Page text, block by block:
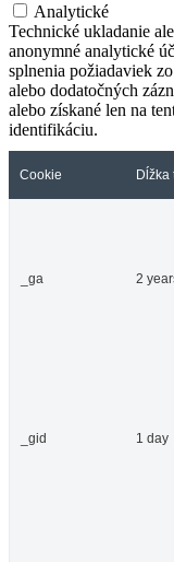
Analytické
Technické ukladanie
anonymné analytické
splnenia požiadaviek
alebo dodatočných
alebo získané len na
identifikáciu.
Cookie Dĺžka
_ga 2
_gid 1 day